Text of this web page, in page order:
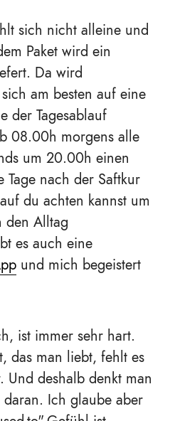
sich nicht alleine und
Paket wird ein
Da wird
am besten auf eine
der Tagesablauf
08.00h morgens alle
um 20.00h einen
nach der Saftkur
du achten kannst um
den Alltag
es auch eine
und mich begeistert
ist immer sehr hart.
das man liebt, fehlt es
deshalb denkt man
Ich glaube aber